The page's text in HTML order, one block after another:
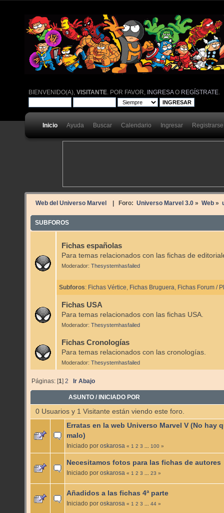
BIENVENIDO(A),VISITANTE . POR FAVOR, INGRESAO REGÍSTRATE
Inicio Ayuda Buscar Calendario Ingresar Registrarse
Web del Universo Marvel | Foro: Universo Marvel 3.0» Web»
SUBFOROS
Fichas españolas
Para temas relacionados con las fichas de
Moderador: Thesystemhasfailed
Subforos: Fichas Vértice Fichas Bruguera Fichas Forum /
Fichas USA
Para temas relacionados con las fichas USA.
Moderador: Thesystemhasfailed
Fichas Cronologías
Para temas relacionados con las cronologías.
Moderador: Thesystemhasfailed
Páginas: [1]2 Ir Abajo
ASUNTO / INICIADO POR
0 Usuarios y 1 Visitante están viendo este foro.
Erratas en la web Universo Marvel V (No hay
malo)
Iniciado por oskarosa « 1 2 3 ... 100 »
Necesitamos fotos para las fichas de autores
Iniciado por oskarosa « 1 2 3 ... 23 »
Añadidos a las fichas 4ª parte
Iniciado por oskarosa « 1 2 3 ... 44 »